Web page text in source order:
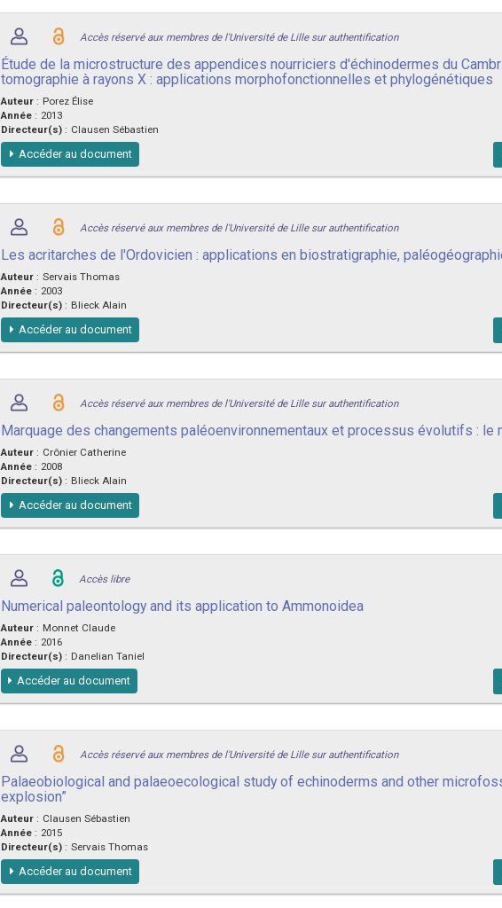
Accès réservé aux membres de l'Université de Lille sur authentification
Étude de la microstructure des appendices nourriciers d'échinodermes du
tomographie à rayons X : applications morphofonctionnelles et phylogénétiques
Auteur : Porez Élise
Année : 2013
Directeur(s) : Clausen Sébastien
Accéder au document
Accès réservé aux membres de l'Université de Lille sur authentification
Les acritarches de l'Ordovicien : applications en biostratigraphie,
Auteur : Servais Thomas
Année : 2003
Directeur(s) : Blieck Alain
Accéder au document
Accès réservé aux membres de l'Université de Lille sur authentification
Marquage des changements paléoenvironnementaux et processus évolutifs : le
Auteur : Crônier Catherine
Année : 2008
Directeur(s) : Blieck Alain
Accéder au document
Accès libre
Numerical paleontology and its application to Ammonoidea
Auteur : Monnet Claude
Année : 2016
Directeur(s) : Danelian Taniel
Accéder au document
Accès réservé aux membres de l'Université de Lille sur authentification
Palaeobiological and palaeoecological study of echinoderms and other
explosion”
Auteur : Clausen Sébastien
Année : 2015
Directeur(s) : Servais Thomas
Accéder au document